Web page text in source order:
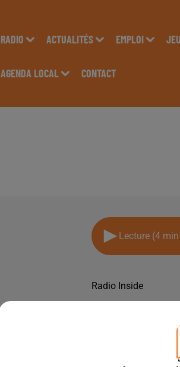
RADIO ACTUALITÉS EMPLOI
AGENDA LOCAL CONTACT
Lecture (4
Radio Inside